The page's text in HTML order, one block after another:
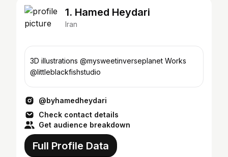
1. Hamed Heydari
Iran
3D illustrations @mysweetinverseplanet Works
@littleblackfishstudio
@byhamedheydari
Check contact details
Get audience breakdown
Full Profile Data